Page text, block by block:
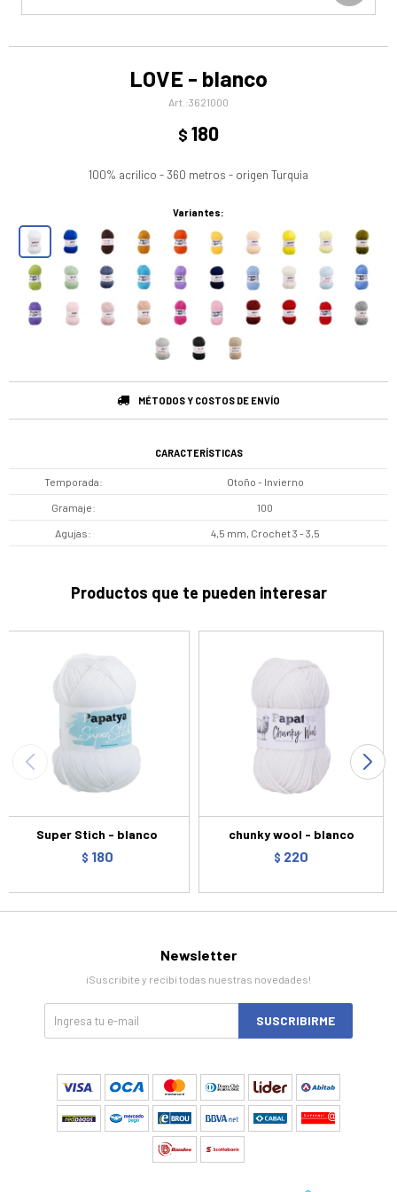
LOVE - blanco
3621000
$ 180
100% acrilico - 360 metros - origen Turquia
Variantes:
MÉTODOS Y COSTOS DE ENVÍO
CARACTERÍSTICAS
Temporada Otoño - Invierno
Gramaje 100
Agujas 4,5 mm, Crochet 3 - 3,5
Productos que te pueden interesar
Super Stich - blanco
$ 180
chunky wool - blanco
$ 220
Newsletter
¡Suscribite y recibí todas nuestras novedades!
SUSCRIBIRME